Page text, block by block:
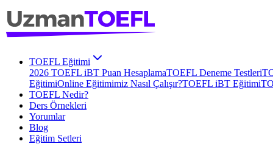
TOEFL Eğitimi
2026 TOEFL iBT Puan HesaplamaTOEFL Deneme Testleri
EğitimiOnline Eğitimimiz Nasıl Çalışır?TOEFL iBT Eğitimi
TOEFL Nedir?
Ders Örnekleri
Yorumlar
Blog
Eğitim Setleri